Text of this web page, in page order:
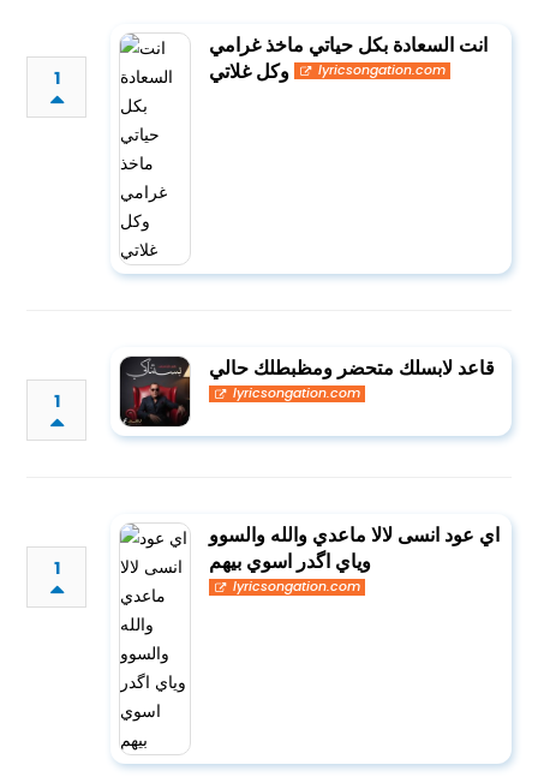
1
انت السعادة بكل حياتي ماخذ غرامي
وكل غلاتي
lyricsongation.com
1
قاعد لابسلك متحضر ومظبطلك حالي
lyricsongation.com
1
اي عود انسى لالا ماعدي والله والسوو
وياي اگدر اسوي بيهم
lyricsongation.com